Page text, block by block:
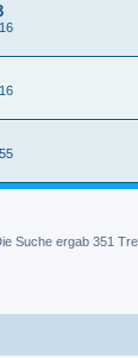
Suche ergab 351